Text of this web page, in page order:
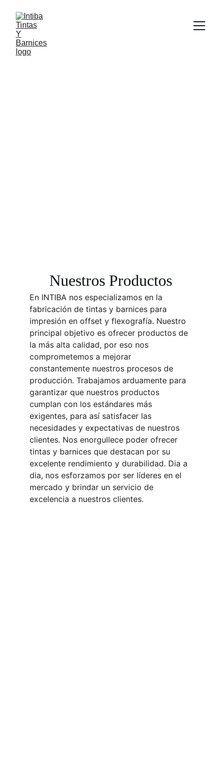
Nuestros Productos
En INTIBA nos especializamos en la
fabricación de tintas y barnices para
impresión en offset y flexografía. Nuestro
principal objetivo es ofrecer productos de
la más alta calidad, por eso nos
comprometemos a mejorar
constantemente nuestros procesos de
producción. Trabajamos arduamente para
garantizar que nuestros productos
cumplan con los estándares más
exigentes, para así satisfacer las
necesidades y expectativas de nuestros
clientes. Nos enorgullece poder ofrecer
tintas y barnices que destacan por su
excelente rendimiento y durabilidad. Dia a
dia, nos esforzamos por ser líderes en el
mercado y brindar un servicio de
excelencia a nuestros clientes.